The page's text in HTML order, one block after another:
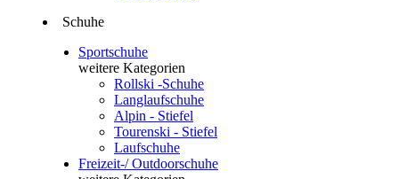
Schuhe
Sportschuhe
weitere Kategorien
Rollski -Schuhe
Langlaufschuhe
Alpin - Stiefel
Tourenski - Stiefel
Laufschuhe
Freizeit-/ Outdoorschuhe